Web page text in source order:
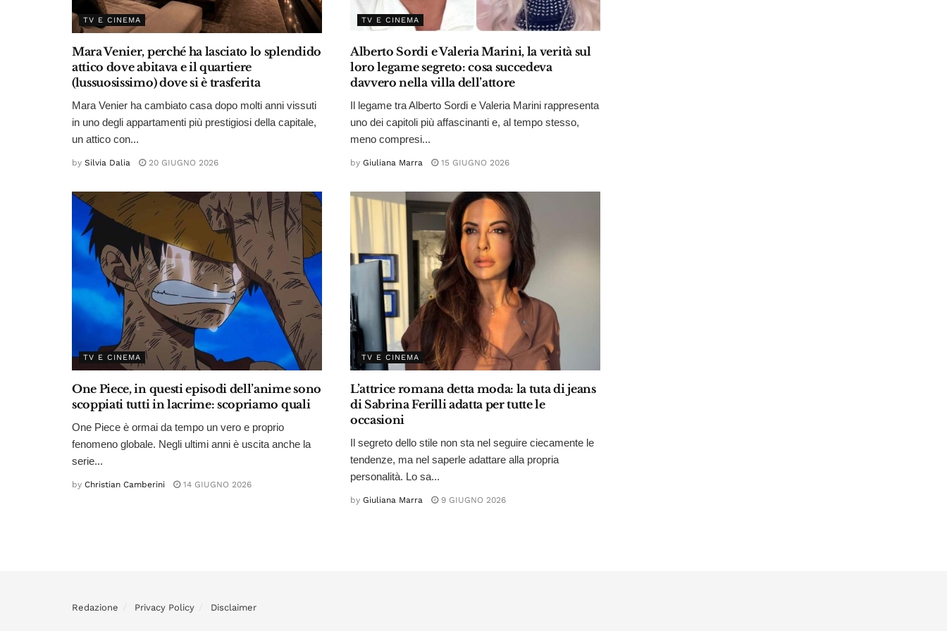
TV E CINEMA
Mara Venier, perché ha lasciato lo splendido
attico dove abitava e il quartiere
(lussuosissimo) dove si è trasferita
Mara Venier ha cambiato casa dopo molti anni vissuti
in uno degli appartamenti più prestigiosi della capitale,
un attico con...
by Silvia Dalia 20 GIUGNO 2026
TV E CINEMA
Alberto Sordi e Valeria Marini, la verità sul
loro legame segreto: cosa succedeva
davvero nella villa dell’attore
Il legame tra Alberto Sordi e Valeria Marini rappresenta
uno dei capitoli più affascinanti e, al tempo stesso,
meno compresi...
by Giuliana Marra 15 GIUGNO 2026
TV E CINEMA
One Piece, in questi episodi dell’anime sono
scoppiati tutti in lacrime: scopriamo quali
One Piece è ormai da tempo un vero e proprio
fenomeno globale. Negli ultimi anni è uscita anche la
serie...
by Christian Camberini 14 GIUGNO 2026
TV E CINEMA
L’attrice romana detta moda: la tuta di jeans
di Sabrina Ferilli adatta per tutte le
occasioni
Il segreto dello stile non sta nel seguire ciecamente le
tendenze, ma nel saperle adattare alla propria
personalità. Lo sa...
by Giuliana Marra 9 GIUGNO 2026
Redazione Privacy Policy Disclaimer